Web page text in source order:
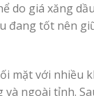
giá xăng
tốt nên
mặt với nhiều
ngoài tỉnh.